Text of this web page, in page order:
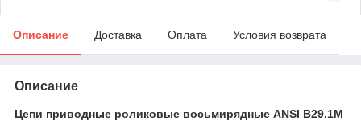
Описание Доставка Оплата Условия возврата
Описание
Цепи приводные роликовые восьмирядные ANSI B29.1M